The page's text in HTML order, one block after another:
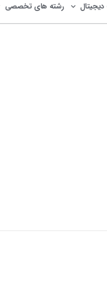
رشته های تخصصی